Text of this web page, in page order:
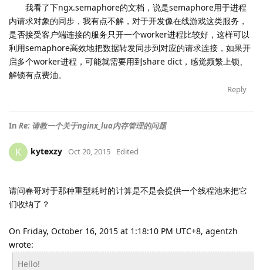
我看了下ngx.semaphore的文档，说是semaphore用于进程
内请求对象的同步，我有点不解，对于开发像在线游戏这类服务，
是否接受客户端连接的服务只开一个worker进程比较好，这样可以
利用semaphore高效地把数据转发同步到对应的请求连接，如果开
启多个worker进程，可能就需要用到share dict，感觉频繁上锁、
解锁有点费油。
Reply
In Re: 请教一个关于nginx_lua内存管理的问题
K kytexzy Oct 20, 2015 Edited
请问春哥对于那种重型耗时的计算是不是会提供一个线程池来把它
们收纳了？
On Friday, October 16, 2015 at 1:18:10 PM UTC+8, agentzh
wrote:
Hello!